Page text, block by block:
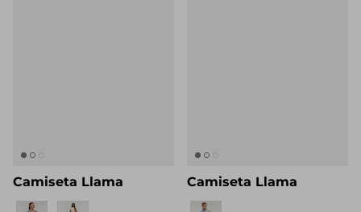
Camiseta Llama
Nombre propio
Camiseta Llama
Nombre propio